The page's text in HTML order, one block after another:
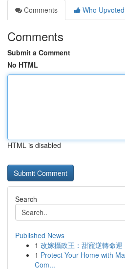
Comments
Who Upvoted
Comments
Submit a Comment
No HTML
HTML is disabled
Search
Published News
1 改嫁攝政王：甜寵逆轉命運
1 Protect Your Home with
Com...